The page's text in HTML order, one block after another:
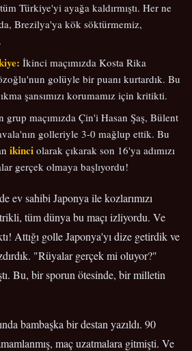
Türkiye'yi ayağa kaldırmıştı. Her ne
Brezilya'ya kök söktürmemiz,
İkinci maçımızda Kosta Rika
golüyle bir puanı kurtardık. Bu
şansımızı korumamız için kritikti.
grup maçımızda Çin'i Hasan Şaş, Bülent
golleriyle 3-0 mağlup ettik. Bu
ikinci olarak çıkarak son 16'ya adımızı
gerçek olmaya başlıyordu!
ev sahibi Japonya ile kozlarımızı
tüm dünya bu maçı izliyordu. Ve
Attığı golle Japonya'yı dize getirdik ve
"Rüyalar gerçek mi oluyor?"
Bu, bir sporun ötesinde, bir milletin
bambaşka bir destan yazıldı. 90
maç uzatmalara gitmişti. Ve